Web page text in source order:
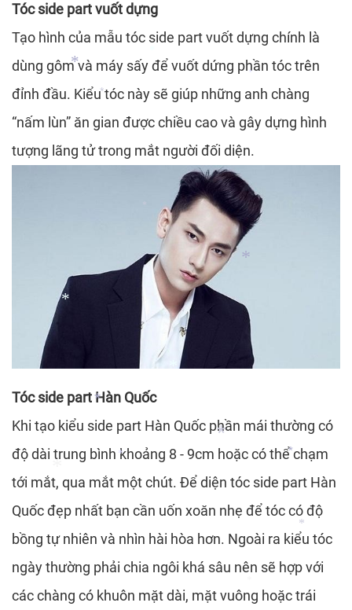
*
*
*
*
*
*
*
*
*
*
*
Tóc side part vuốt dựng
Tạo hình của mẫu tóc side part vuốt dựng chính là
dùng gôm và máy sấy để vuốt dứng phần tóc trên
đỉnh đầu. Kiểu tóc này sẽ giúp những anh chàng
“nấm lùn” ăn gian được chiều cao và gây dựng hình
tượng lãng tử trong mắt người đối diện.
Tóc side part Hàn Quốc
Khi tạo kiểu side part Hàn Quốc phần mái thường có
độ dài trung bình khoảng 8 - 9cm hoặc có thể chạm
tới mắt, qua mắt một chút. Để diện tóc side part Hàn
Quốc đẹp nhất bạn cần uốn xoăn nhẹ để tóc có độ
bồng tự nhiên và nhìn hài hòa hơn. Ngoài ra kiểu tóc
ngày thường phải chia ngôi khá sâu nên sẽ hợp với
các chàng có khuôn mặt dài, mặt vuông hoặc trái